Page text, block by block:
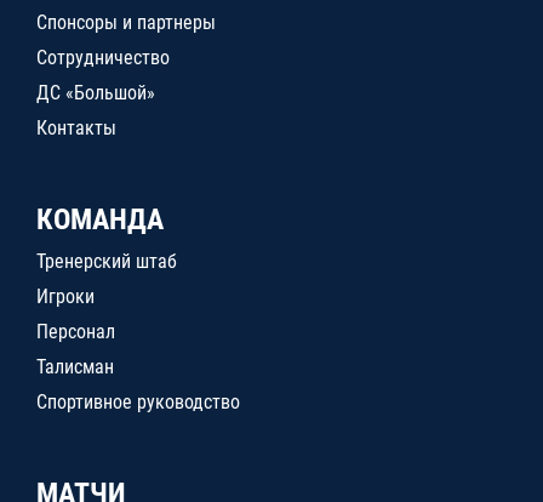
Спонсоры и партнеры
Сотрудничество
ДС «Большой»
Контакты
КОМАНДА
Тренерский штаб
Игроки
Персонал
Талисман
Спортивное руководство
МАТЧИ